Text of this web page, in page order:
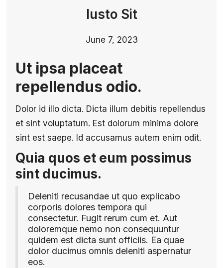
Iusto Sit
June 7, 2023
Ut ipsa placeat
repellendus odio.
Dolor id illo dicta. Dicta illum debitis repellendus
et sint voluptatum. Est dolorum minima dolore
sint est saepe. Id accusamus autem enim odit.
Quia quos et eum possimus
sint ducimus.
Deleniti recusandae ut quo explicabo
corporis dolores tempora qui
consectetur. Fugit rerum cum et. Aut
doloremque nemo non consequuntur
quidem est dicta sunt officiis. Ea quae
dolor ducimus omnis deleniti aspernatur
eos.